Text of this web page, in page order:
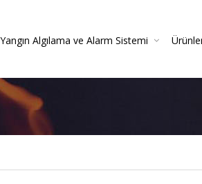
Yangın Algılama ve Alarm Sistemi